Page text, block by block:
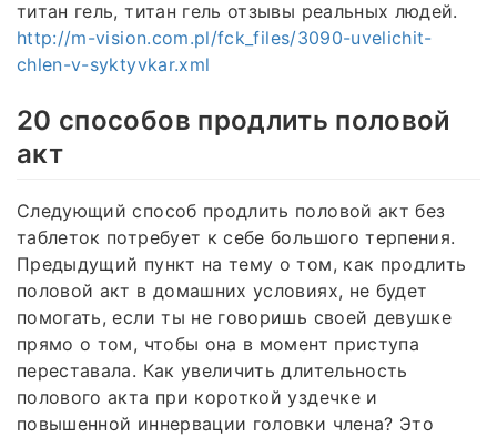
титан гель, титан гель отзывы реальных людей.
http://m-vision.com.pl/fck_files/3090-uvelichit-
chlen-v-syktyvkar.xml
20 способов продлить половой
акт
Следующий способ продлить половой акт без
таблеток потребует к себе большого терпения.
Предыдущий пункт на тему о том, как продлить
половой акт в домашних условиях, не будет
помогать, если ты не говоришь своей девушке
прямо о том, чтобы она в момент приступа
переставала. Как увеличить длительность
полового акта при короткой уздечке и
повышенной иннервации головки члена? Это